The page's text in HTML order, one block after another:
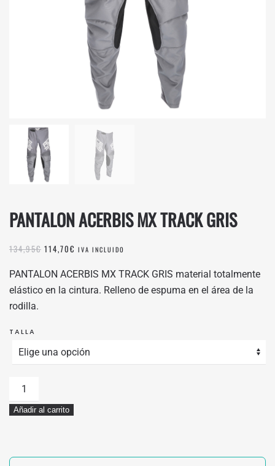
PANTALON ACERBIS MX TRACK GRIS
134,95€ EL
ORIGINAL
ERA:
134,95€.
114,70€ EL
ACTUAL
ES:
114,70€.
IVA INCLUIDO
PANTALON ACERBIS MX TRACK GRIS material totalmente
elástico en la cintura. Relleno de espuma en el área de la
rodilla.
TALLA
PANTALON
ACERBIS
MX
Añadir al carrito